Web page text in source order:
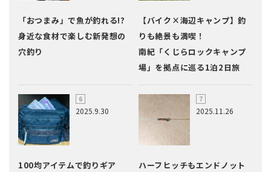
「おつまみ」で魚が釣れる!?
身近な食材で楽しむ新発想の
穴釣り
【バイク×海辺キャンプ】釣
りも絶景も満喫！
南紀「くじらロックキャンプ
場」を拠点に巡る1泊2日旅
2025.9.30
100均アイテムで釣りギア
2025.11.26
ハーフヒッチもエンドノット